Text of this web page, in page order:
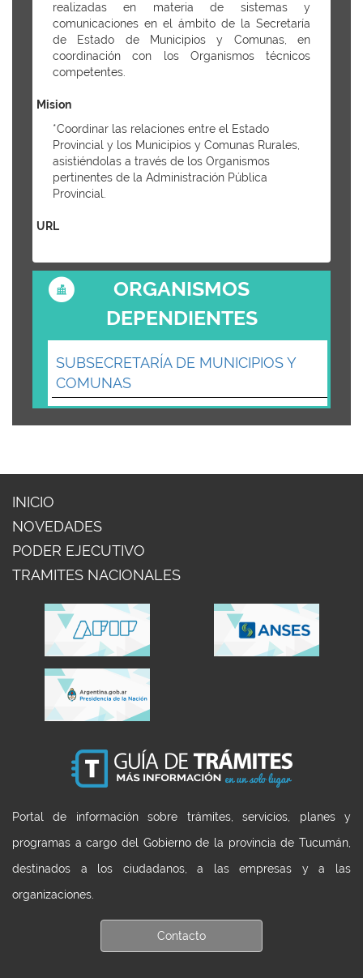
realizadas en materia de sistemas y
comunicaciones en el ámbito de la Secretaría
de Estado de Municipios y Comunas, en
coordinación con los Organismos técnicos
competentes.
Mision
*Coordinar las relaciones entre el Estado
Provincial y los Municipios y Comunas Rurales,
asistiéndolas a través de los Organismos
pertinentes de la Administración Pública
Provincial.
URL
ORGANISMOS
DEPENDIENTES
SUBSECRETARÍA DE MUNICIPIOS Y
COMUNAS
INICIO
NOVEDADES
PODER EJECUTIVO
TRAMITES NACIONALES
Portal de información sobre trámites, servicios, planes y
programas a cargo del Gobierno de la provincia de Tucumán,
destinados a los ciudadanos, a las empresas y a las
organizaciones.
Contacto